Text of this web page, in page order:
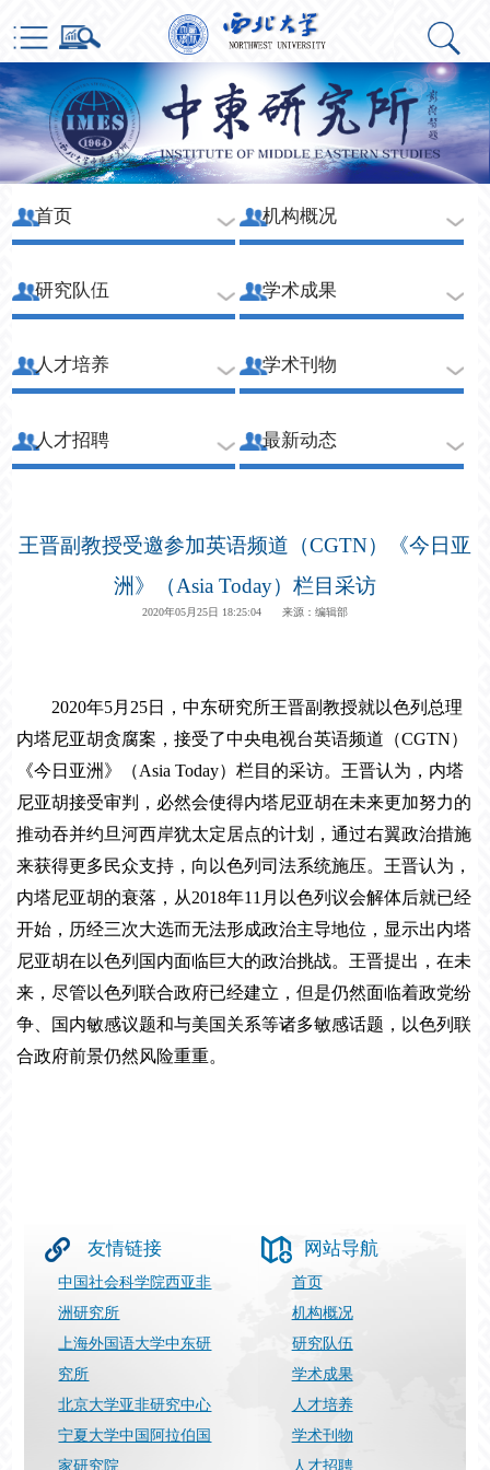
首页 机构概况
研究队伍 学术成果
人才培养 学术刊物
人才招聘 最新动态
王晋副教授受邀参加英语频道（CGTN）《今日亚
洲》（Asia Today）栏目采访
2020年05月25日 18:25:04 来源：编辑部
2020年5月 25日，中东研究所王晋副教授就以色列总理
内塔尼亚胡贪腐案，接受了中央电视台英语频道（CGTN）
《今日亚洲》（Asia Today）栏目的采访。王晋认为，内塔
尼亚胡接受审判，必然会使得内塔尼亚胡在未来更加努力的
推动吞并约旦河西岸犹太定居点的计划，通过右翼政治措施
来获得更多民众支持，向以色列司法系统施压。王晋认为，
内塔尼亚胡的衰落，从2018年11 月以色列议会解体后就已经
开始，历经三次大选而无法形成政治主导地位，显示出内塔
尼亚胡在以色列国内面临巨大的政治挑战。王晋提出，在未
来，尽管以色列联合政府已经建立，但是仍然面临着政党纷
争、国内敏感议题和与美国关系等诸多敏感话题，以色列联
合政府前景仍然风险重重。
友情链接
中国社会科学院西亚非
洲研究所
上海外国语大学中东研
究所
北京大学亚非研究中心
宁夏大学中国阿拉伯国
家研究院
网站导航
首页
机构概况
研究队伍
学术成果
人才培养
学术刊物
人才招聘